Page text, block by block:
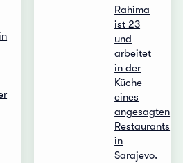
Rahima
ist 23
und
arbeitet
in der
Küche
eines
angesagten
Restaurants
in
Sarajevo.